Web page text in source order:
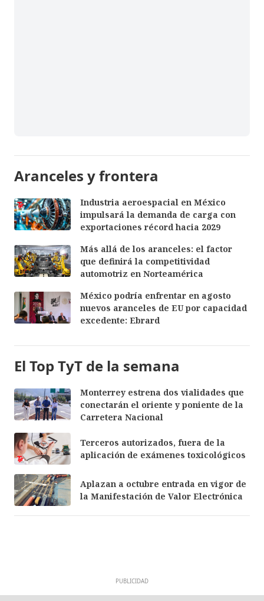
Aranceles y frontera
Industria aeroespacial en México
impulsará la demanda de carga con
exportaciones récord hacia 2029
Más allá de los aranceles: el factor
que definirá la competitividad
automotriz en Norteamérica
México podría enfrentar en agosto
nuevos aranceles de EU por capacidad
excedente: Ebrard
El Top TyT de la semana
Monterrey estrena dos vialidades que
conectarán el oriente y poniente de la
Carretera Nacional
Terceros autorizados, fuera de la
aplicación de exámenes toxicológicos
Aplazan a octubre entrada en vigor de
la Manifestación de Valor Electrónica
PUBLICIDAD